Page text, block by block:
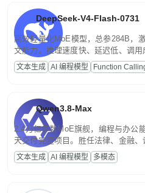
DeepSeek-V4-Flash-0731
高效轻量化MoE模型，总参284B，
文能力。推理速度快、延迟低、调
高并发、轻量化任务，适合日常对话
文案处理等普惠刚需场景。
文本生成 AI 编程模型 Function
Qwen3.8-Max
2.4万亿参数MoE旗舰，编程与办公
天交付完整项目。胜任法律、金融
话端到端交付生产级成果。原生视觉
程，支持超长文档与长视频的深度语
文本生成 AI 编程模型 多模态